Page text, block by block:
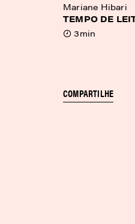
Mariane Hibari
TEMPO DE
3min
COMPARTILHE